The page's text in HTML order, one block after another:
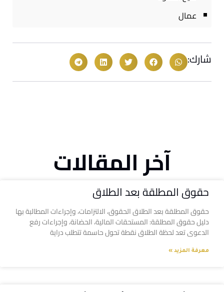
عمال
شارك:
آخر المقالات
حقوق المطلقة بعد الطلاق
حقوق المطلقة بعد الطلاق الحقوق، الالتزامات، وإجراءات المطالبة بها
دليل حقوق المطلقة: المستحقات المالية، الحضانة، وإجراءات رفع
الدعوى تعد لحظة الطلاق نقطة تحول حاسمة تتطلب دراية
معرفة المزيد »